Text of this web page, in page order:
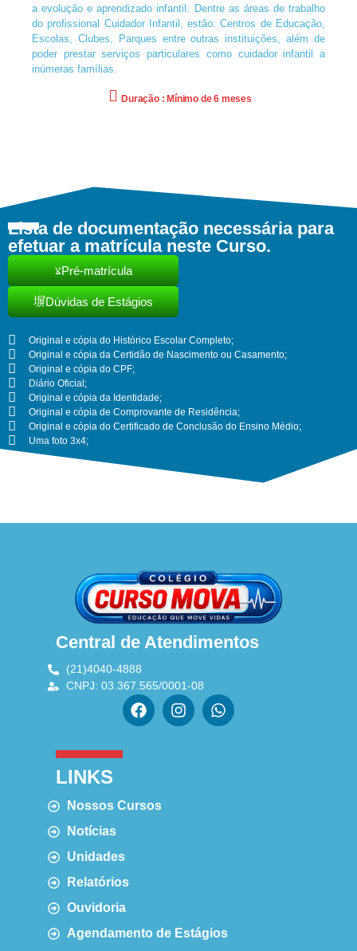
a evolução e aprendizado infantil. Dentre as áreas de trabalho
do profissional Cuidador Infantil, estão: Centros de Educação,
Escolas, Clubes, Parques entre outras instituições, além de
poder prestar serviços particulares como cuidador infantil a
inúmeras famílias.
Duração : Mínimo de 6 meses
Lista de documentação necessária para
efetuar a matrícula neste Curso.
Pré-matrícula
Dúvidas de Estágios
Original e cópia do Histórico Escolar Completo;
Original e cópia da Certidão de Nascimento ou Casamento;
Original e cópia do CPF;
Diário Oficial;
Original e cópia da Identidade;
Original e cópia de Comprovante de Residência;
Original e cópia do Certificado de Conclusão do Ensino Médio;
Uma foto 3x4;
Central de Atendimentos
(21)4040-4888
CNPJ: 03.367.565/0001-08
LINKS
Nossos Cursos
Notícias
Unidades
Relatórios
Ouvidoria
Agendamento de Estágios